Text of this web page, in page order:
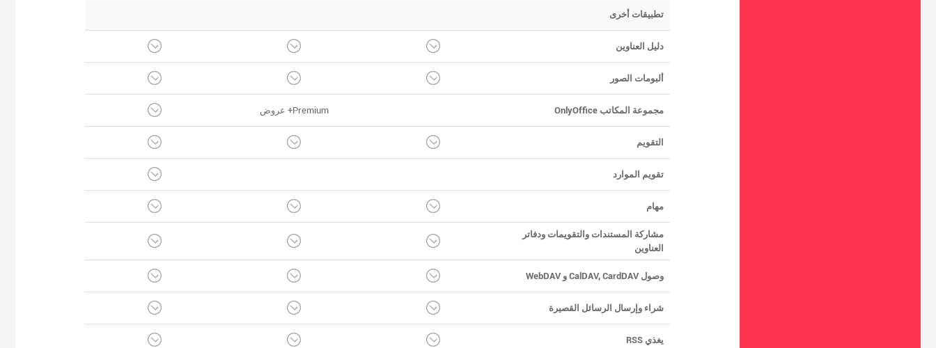
تطبيقات أخرى
دليل العناوين
ألبومات الصور
مجموعة المكاتب OnlyOffice Premium+ عروض
التقويم
تقويم الموارد
مهام
مشاركة المستندات والتقويمات ودفاتر
العناوين
وصول CalDAV, CardDAV و WebDAV
شراء وإرسال الرسائل القصيرة
يغذي RSS